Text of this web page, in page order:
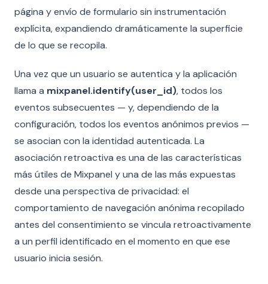
página y envío de formulario sin instrumentación
explícita, expandiendo dramáticamente la superficie
de lo que se recopila.
Una vez que un usuario se autentica y la aplicación
llama a mixpanel.identify(user_id), todos los
eventos subsecuentes — y, dependiendo de la
configuración, todos los eventos anónimos previos —
se asocian con la identidad autenticada. La
asociación retroactiva es una de las características
más útiles de Mixpanel y una de las más expuestas
desde una perspectiva de privacidad: el
comportamiento de navegación anónima recopilado
antes del consentimiento se vincula retroactivamente
a un perfil identificado en el momento en que ese
usuario inicia sesión.